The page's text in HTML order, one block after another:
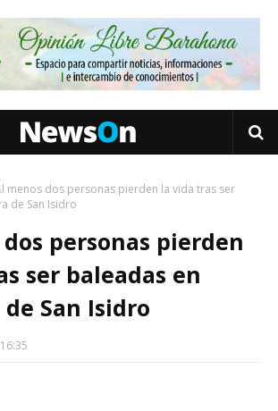
menos dos personas pierden la vida tras ser
de San Isidro
personas pierden
ser baleadas en
San Isidro
16:35